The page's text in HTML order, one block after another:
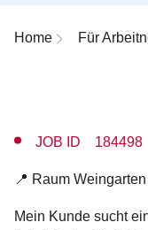
Breadcrumb-
Home Für
JOB ID 184498
📍 Raum
Mein Kunde sucht